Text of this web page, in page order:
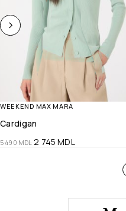
WEEKEND MAX MARA
Cardigan
5 490MDL 2 745MDL